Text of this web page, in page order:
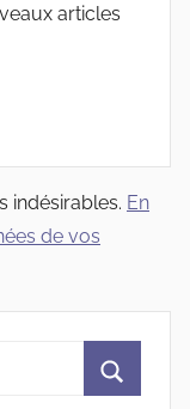
articles
indésirables. En
de vos